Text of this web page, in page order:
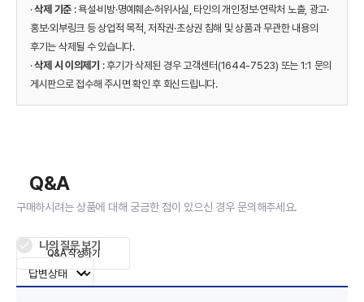
·삭제 기준 : 욕설·비방·명예훼손·허위사실, 타인의 개인정보·연락처 노출, 광고·
홍보·외부링크 등 상업적 목적, 저작권·초상권 침해 및 상품과 무관한 내용의
후기는 삭제될 수 있습니다.
·삭제 시 이의제기 : 후기가 삭제된 경우 고객센터(1644-7523) 또는 1:1 문의
게시판으로 접수해 주시면 확인 후 회신드립니다.
Q&A
구매하시려는 상품에 대해 궁금한 점이 있으신 경우 문의해주세요.
나의 질문 보기
Q&A 작성하기